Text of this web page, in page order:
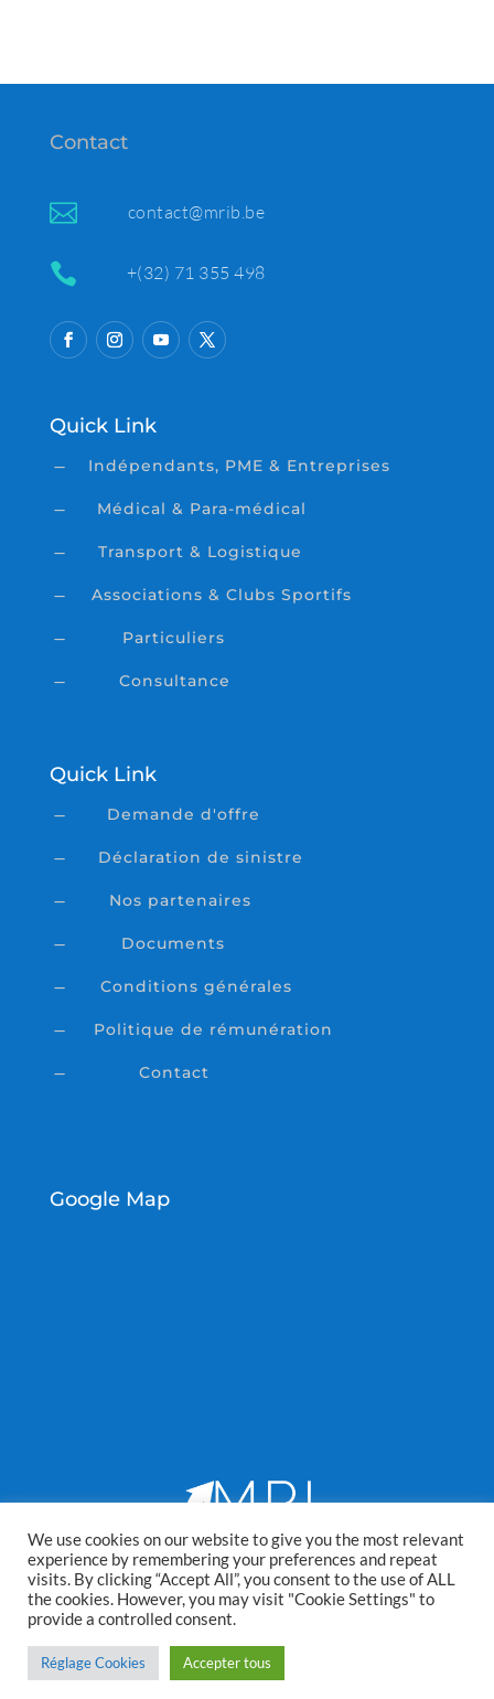
Contact
 contact@mrib.be
 +(32) 71 355 498
Quick Link
K Indépendants, PME & Entreprises
K Médical & Para-médical
K Transport & Logistique
K Associations & Clubs Sportifs
K Particuliers
K Consultance
Quick Link
K Demande d'offre
K Déclaration de sinistre
K Nos partenaires
K Documents
K Conditions générales
K Politique de rémunération
K Contact
Google Map
1993 © MULTI-RISK INSURANCE. TOUS DROITS RÉSERVÉS. |
MENTIONS LÉGALES
|PROTECTION DES DONNÉES PERSONNELLES |
DURABILITÉ
We use cookies on our website to give you the most relevant
experience by remembering your preferences and repeat
visits. By clicking “Accept All”, you consent to the use of ALL
the cookies. However, you may visit "Cookie Settings" to
provide a controlled consent.
Réglage Cookies Accepter tous